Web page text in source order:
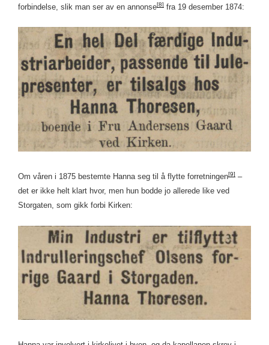
forbindelse, slik man ser av en annonse[8] fra 19 desember 1874:
Om våren i 1875 bestemte Hanna seg til å flytte forretningen[9] –
det er ikke helt klart hvor, men hun bodde jo allerede like ved
Storgaten, som gikk forbi Kirken: